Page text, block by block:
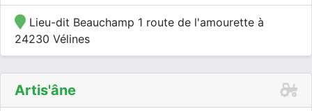
Lieu-dit Beauchamp 1 route de l'amourette à
24230 Vélines
Artis'âne